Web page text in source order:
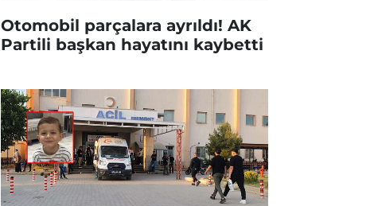
Otomobil parçalara ayrıldı! AK
Partili başkan hayatını kaybetti